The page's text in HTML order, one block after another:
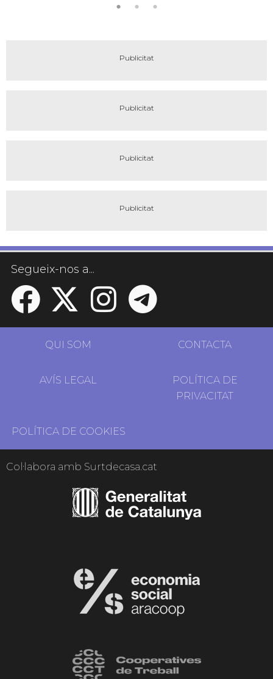
Segueix-nos a...
QUI SOM CONTACTA
AVÍS LEGAL
POLÍTICA DE
PRIVACITAT
POLÍTICA DE COOKIES
Col·labora amb Surtdecasa.cat